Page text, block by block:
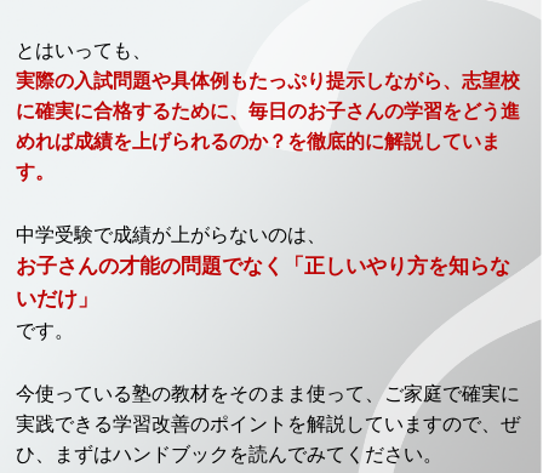
とはいっても、
実際の入試問題や具体例もたっぷり提示しながら、志望校
に確実に合格するために、毎日のお子さんの学習をどう進
めれば成績を上げられるのか？を徹底的に解説していま
す。
中学受験で成績が上がらないのは、
お子さんの才能の問題でなく「正しいやり方を知らな
いだけ」
です。
今使っている塾の教材をそのまま使って、ご家庭で確実に
実践できる学習改善のポイントを解説していますので、ぜ
ひ、まずはハンドブックを読んでみてください。